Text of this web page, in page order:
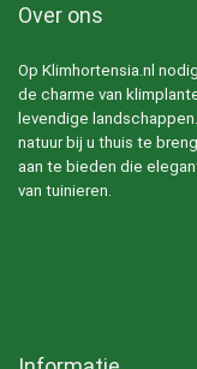
Over ons
Op Klimhortensia.nl
de charme van
levendige
natuur bij u thuis te
aan te bieden die
van tuinieren.